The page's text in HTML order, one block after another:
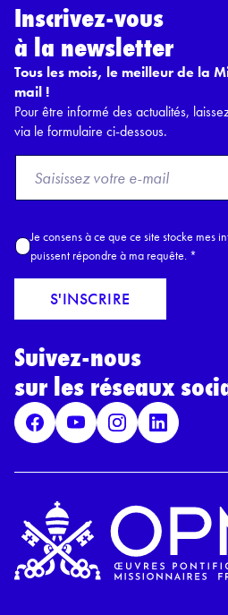
Inscrivez-vous
à la newsletter
Tous les mois, le meilleur de la
mail !
Pour être informé des actualités,
via le formulaire ci-dessous.
o
E
a
l
A
c
c
r
R
P
D
*
Je consens à ce que ce site stocke mes
puissent répondre à ma requête. *
S'INSCRIRE
Suivez-nous
sur les réseaux